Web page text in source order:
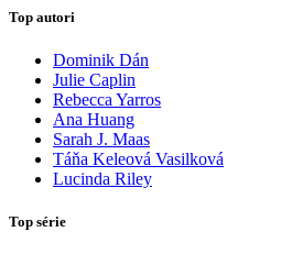
Top autori
Dominik Dán
Julie Caplin
Rebecca Yarros
Ana Huang
Sarah J. Maas
Táňa Keleová Vasilková
Lucinda Riley
Top série